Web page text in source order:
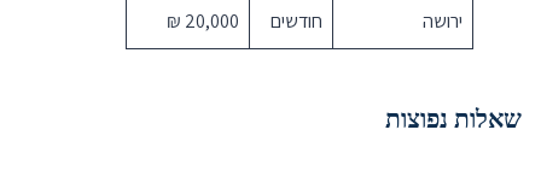
ירושה
חודשים
20,000 ₪
שאלות נפוצות